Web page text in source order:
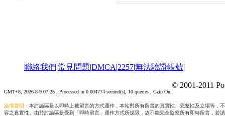
聯絡我們|常見問題|DMCA|2257|無法驗證帳號|
GMT+8, 2026-8-9 07:25 , Processed in 0.004774 second(s), 10 queries , Gzip On.
© 2001-2011
論壇聲明： 本討論區是以即時上載留言的方式運作，本站對所有留言的真實性、完整性及立場等
容之真實性。由於討論區是受到「即時留言」運作方式所規限，故不能完全監察所有即時留言，